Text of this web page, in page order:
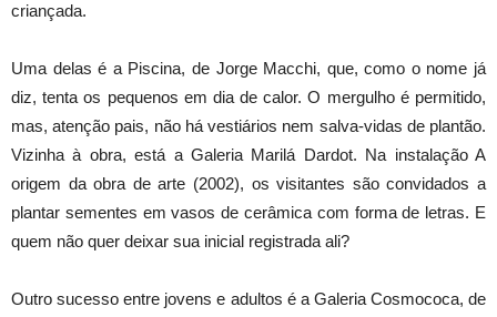
criançada.
Uma delas é a Piscina, de Jorge Macchi, que, como o nome já
diz, tenta os pequenos em dia de calor. O mergulho é permitido,
mas, atenção pais, não há vestiários nem salva-vidas de plantão.
Vizinha à obra, está a Galeria Marilá Dardot. Na instalação A
origem da obra de arte (2002), os visitantes são convidados a
plantar sementes em vasos de cerâmica com forma de letras. E
quem não quer deixar sua inicial registrada ali?
Outro sucesso entre jovens e adultos é a Galeria Cosmococa, de